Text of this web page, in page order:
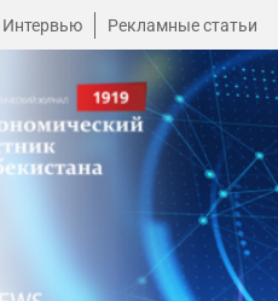
Интервью Рекламные статьи